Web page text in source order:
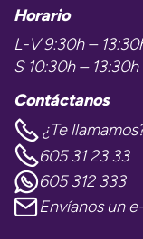
Horario
L-V 9:30h –
S 10:30h – 13:30h
Contáctanos
¿Te
605 31 23 33
605 312 333
Envíanos un